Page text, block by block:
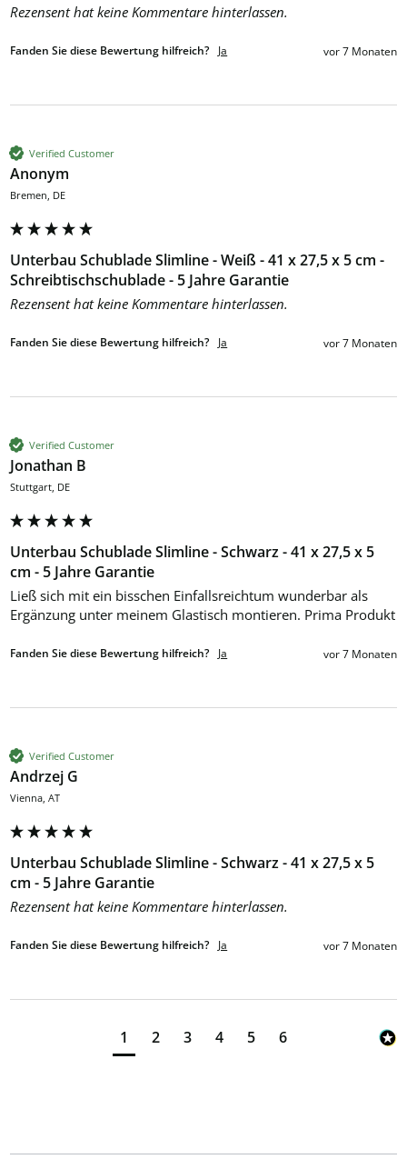
Rezensent hat keine Kommentare hinterlassen.
Fanden Sie diese Bewertung hilfreich? Ja vor 7 Monaten
Verified Customer
Anonym
Bremen, DE
Unterbau Schublade Slimline - Weiß - 41 x 27,5 x 5 cm -
Schreibtischschublade - 5 Jahre Garantie
Rezensent hat keine Kommentare hinterlassen.
Fanden Sie diese Bewertung hilfreich? Ja vor 7 Monaten
Verified Customer
Jonathan B
Stuttgart, DE
Unterbau Schublade Slimline - Schwarz - 41 x 27,5 x 5
cm - 5 Jahre Garantie
Ließ sich mit ein bisschen Einfallsreichtum wunderbar als
Ergänzung unter meinem Glastisch montieren. Prima Produkt
Fanden Sie diese Bewertung hilfreich? Ja vor 7 Monaten
Verified Customer
Andrzej G
Vienna, AT
Unterbau Schublade Slimline - Schwarz - 41 x 27,5 x 5
cm - 5 Jahre Garantie
Rezensent hat keine Kommentare hinterlassen.
Fanden Sie diese Bewertung hilfreich? Ja vor 7 Monaten
1 2 3 4 5 6